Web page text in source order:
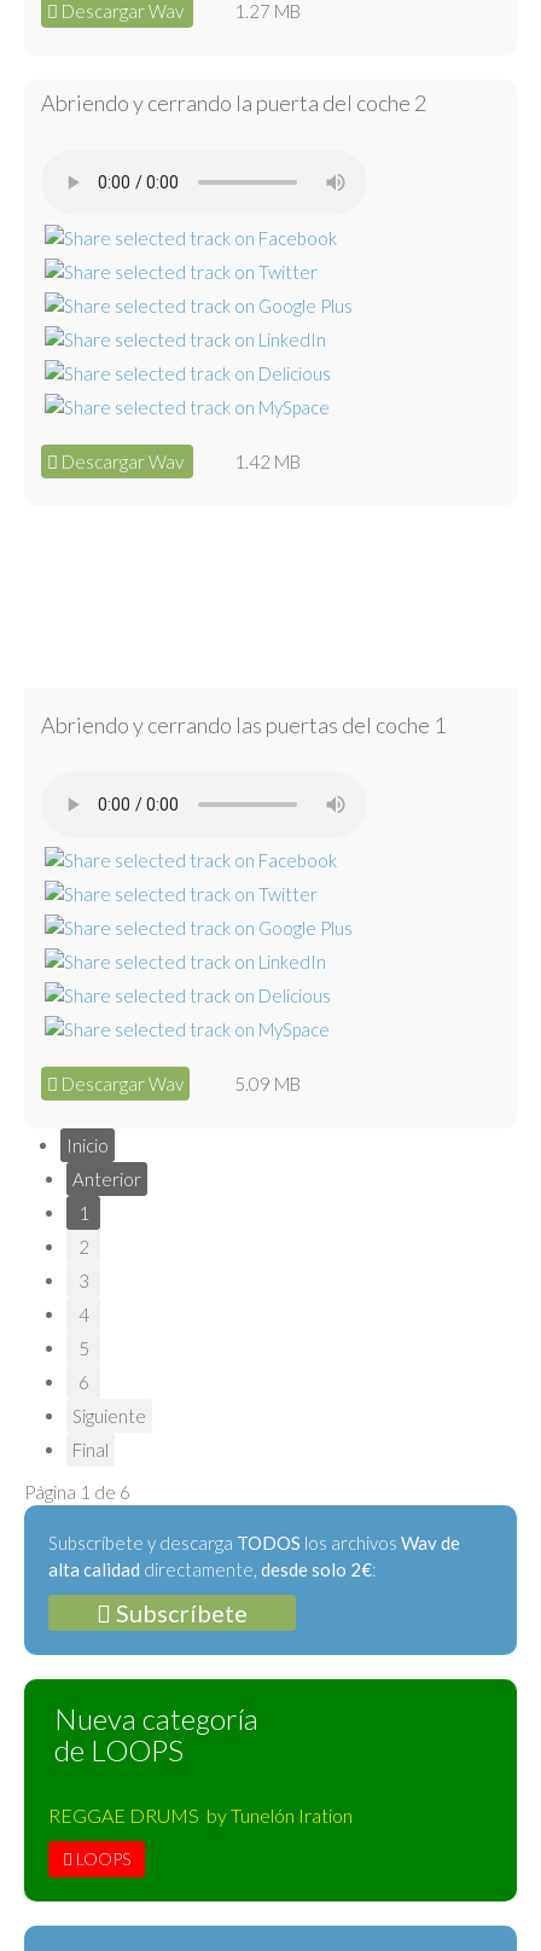
Descargar Wav 1.27 MB
Abriendo y cerrando la puerta del coche 2
Descargar Wav 1.42 MB
Abriendo y cerrando las puertas del coche 1
Descargar Wav 5.09 MB
Inicio
Anterior
1
2
3
4
5
6
Siguiente
Final
Página 1 de 6
Subscríbete y descarga TODOS los archivos Wav de
alta calidad directamente, desde solo 2€:
Subscríbete
Nueva categoría
de LOOPS
REGGAE DRUMS by Tunelón Iration
LOOPS